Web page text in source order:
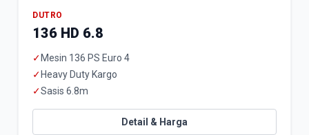
DUTRO
136 HD 6.8
✓ Mesin 136 PS Euro 4
✓ Heavy Duty Kargo
✓Sasis 6.8m
Detail & Harga